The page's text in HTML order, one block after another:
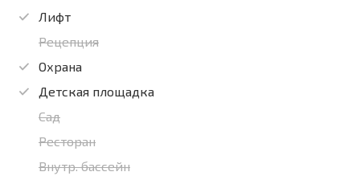
Лифт
Рецепция
Охрана
Детская площадка
Сад
Ресторан
Внутр. бассейн